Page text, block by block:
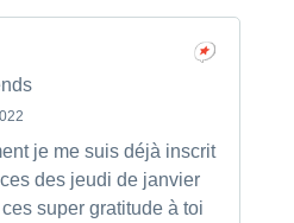
je me suis déjà inscrit
des jeudi de janvier
super gratitude à toi